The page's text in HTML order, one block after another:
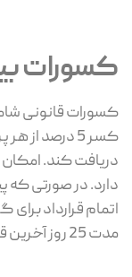
کسورات
کسورات قانونی
کسر 5 درصد
دریافت کند.
دارد. در صورتی که
اتمام قرارداد
مدت 25 روز آخرین قسط را هم به سازمان امور مالیاتی بپردازد.